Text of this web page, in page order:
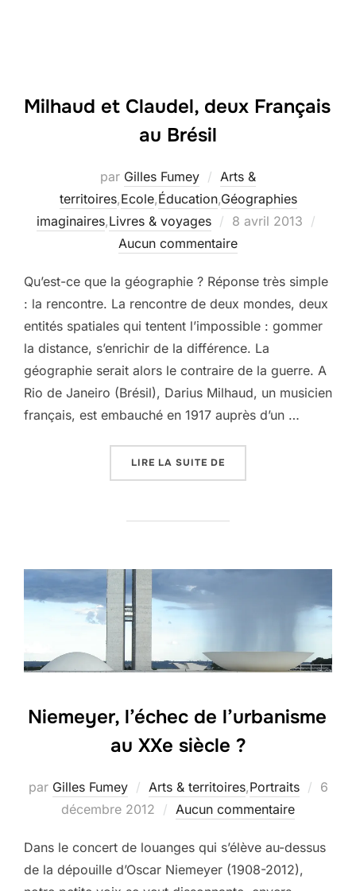
Milhaud et Claudel, deux Français
au Brésil
par Gilles Fumey
Arts &
territoires,Ecole,Éducation,Géographies
imaginaires,Livres & voyages
Publié
le
8 avril 2013
Aucun commentaire
Qu’est-ce que la géographie ? Réponse très simple
: la rencontre. La rencontre de deux mondes, deux
entités spatiales qui tentent l’impossible : gommer
la distance, s’enrichir de la différence. La
géographie serait alors le contraire de la guerre. A
Rio de Janeiro (Brésil), Darius Milhaud, un musicien
français, est embauché en 1917 auprès d’un …
LIRE LA SUITE DE
Niemeyer, l’échec de l’urbanisme
au XXe siècle ?
par Gilles Fumey Arts & territoires,Portraits
Publié
6
décembre 2012
Aucun commentaire
Dans le concert de louanges qui s’élève au-dessus
de la dépouille d’Oscar Niemeyer (1908-2012),